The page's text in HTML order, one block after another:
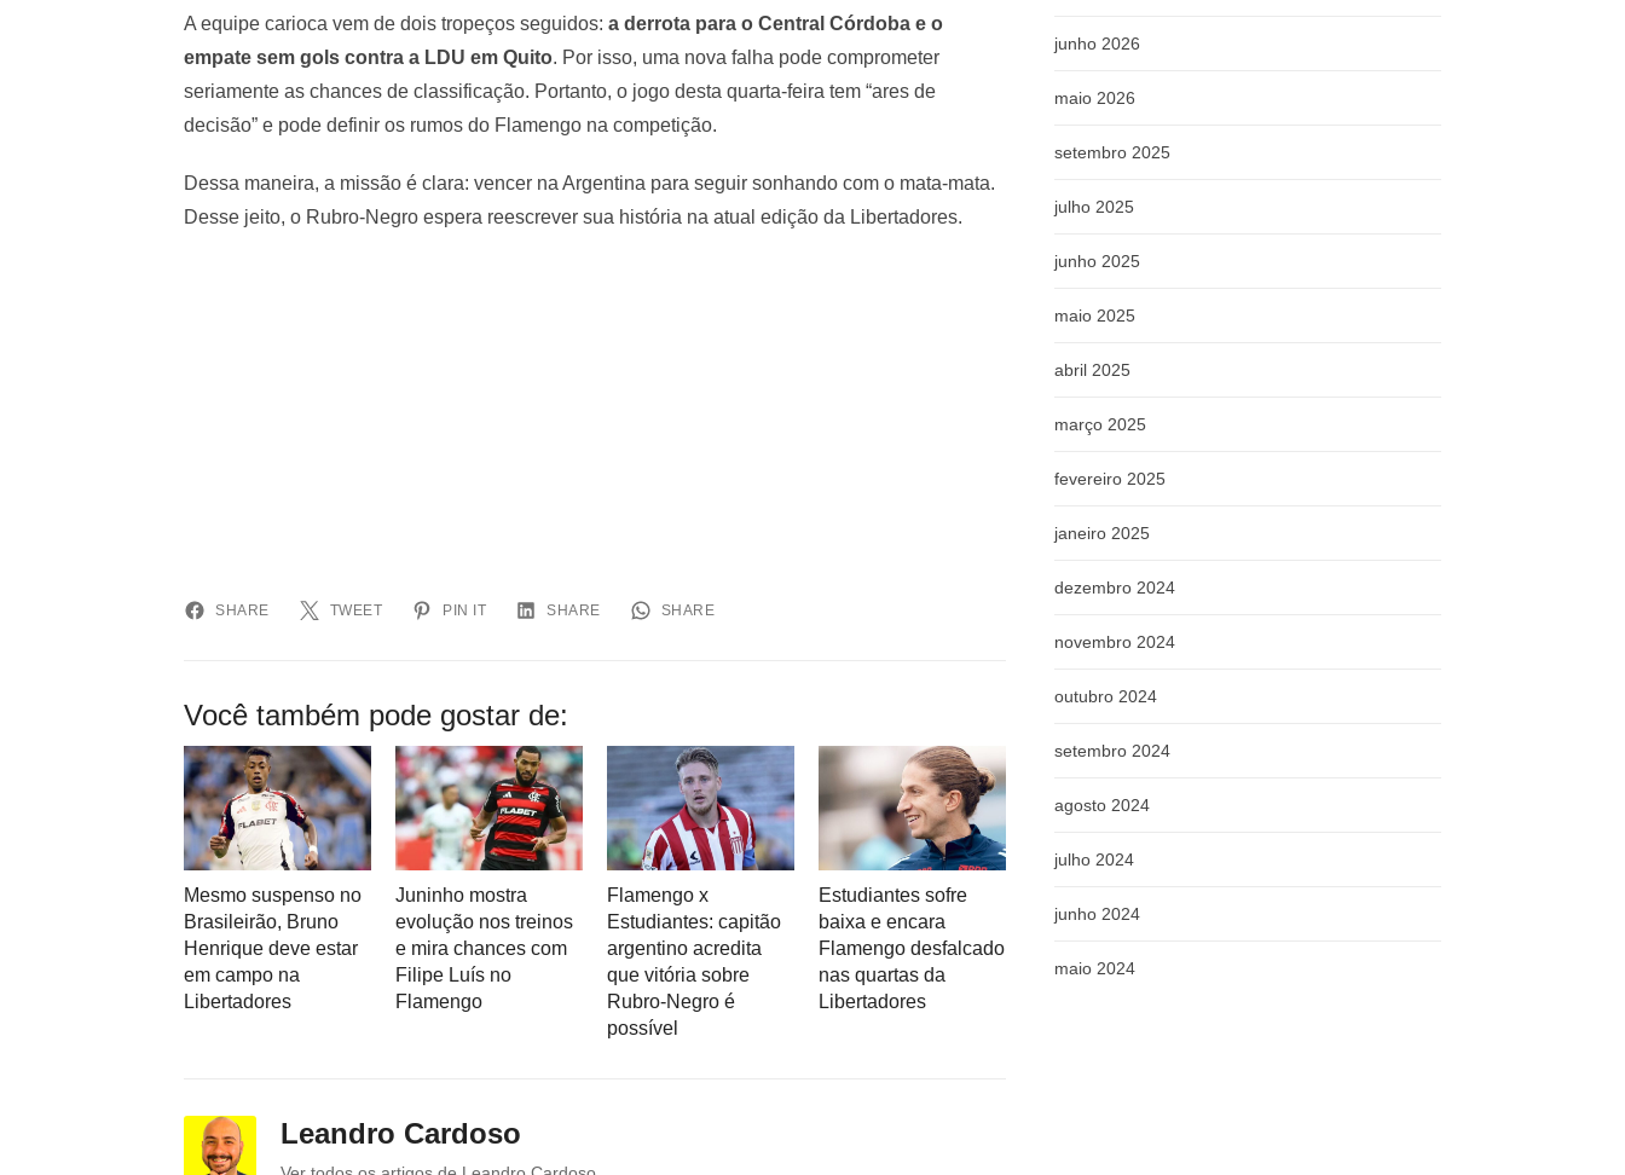
A equipe carioca vem de dois tropeços seguidos: a derrota para o Central Córdoba e o
empate sem gols contra a LDU em Quito. Por isso, uma nova falha pode comprometer
seriamente as chances de classificação. Portanto, o jogo desta quarta-feira tem “ares de
decisão” e pode definir os rumos do Flamengo na competição.
Dessa maneira, a missão é clara: vencer na Argentina para seguir sonhando com o mata-mata.
Desse jeito, o Rubro-Negro espera reescrever sua história na atual edição da Libertadores.
SHARE TWEET PIN IT SHARE SHARE
Você também pode gostar de:
Mesmo suspenso no
Brasileirão, Bruno
Henrique deve estar
em campo na
Libertadores
Juninho mostra
evolução nos treinos
e mira chances com
Filipe Luís no
Flamengo
Flamengo x
Estudiantes: capitão
argentino acredita
que vitória sobre
Rubro-Negro é
possível
Estudiantes sofre
baixa e encara
Flamengo desfalcado
nas quartas da
Libertadores
Leandro Cardoso
junho 2026
maio 2026
setembro 2025
julho 2025
junho 2025
maio 2025
abril 2025
março 2025
fevereiro 2025
janeiro 2025
dezembro 2024
novembro 2024
outubro 2024
setembro 2024
agosto 2024
julho 2024
junho 2024
maio 2024